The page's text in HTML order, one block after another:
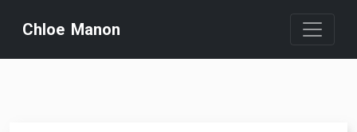
content
Chloe Manon